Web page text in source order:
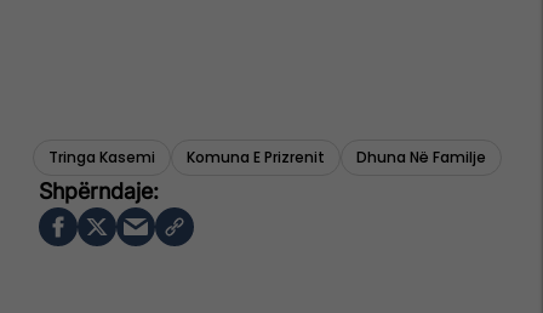
Tringa Kasemi Komuna E Prizrenit Dhuna Në Familje